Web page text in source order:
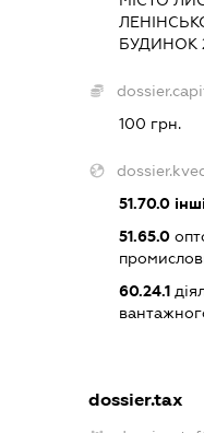
БУДИНОК
100 грн.
51.70.0
51.65.0
60.24.1
dossier.tax